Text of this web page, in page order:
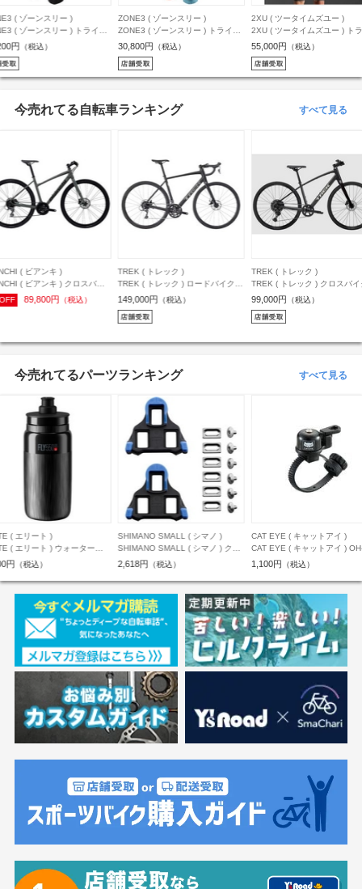
( ゾーンスリー )
( ゾーンスリー ) トライス
MEN’S ACTIVATE+ SHORT
TRISUIT ( メンズ アクテ
ート+ ショートスリーブ トラ
ーツ ) ネオン/ブラック M
円（税込）
2XU ( ツータイムズユー )
2XU ( ツータイムズユー ) トライ
スーツ LIGHT SPEED REACT
SLEEVED TRISUIT ( ライト スピ
ード リアクト スリーブ トライス
ーツ ) ホワイト/タービュランス L
55,000円（税込）
HUUB ( フーブ )
HUUB ( フーブ ) バックパ
TRANSITION RUCKSACK
ンジション リュックサック
ック/レッド 40L
19,800円（税込）
今売れてる自転車ランキング すべて見る
( トレック )
( トレック ) ロードバイク
AL 2 Gen 4 ( ドマーネ
2 Gen 4 ) マット ダークスター
円（税込）
TREK ( トレック )
TREK ( トレック ) クロスバイク
FX 2 STEPOVER GEN 4 カーボ
170cm前後 )
99,000円 （税込）
KHODAABLOOM ( コーダ
ーム )
KHODAABLOOM ( コーダ
レイル ディスク ) マットブ
81,400円
今売れてるパーツランキング すべて見る
SMALL ( シマノ )
SMALL ( シマノ ) クリ
SM-SH12 SPD-SLクリート
ィングモード ブルー
円（税込）
CAT EYE ( キャットアイ )
CAT EYE ( キャットアイ ) OH-
2400 ベル ブラック
1,100円（税込）
MAG-ON ( マグオン )
MAG-ON ( マグオン ) 食品
ージェル ピンクグレープフ
330円 （税込）